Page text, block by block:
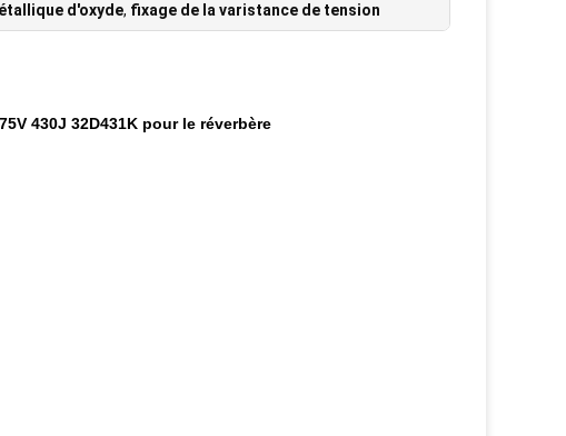
d'oxyde, fixage de la varistance de tension
430J 32D431K pour le réverbère